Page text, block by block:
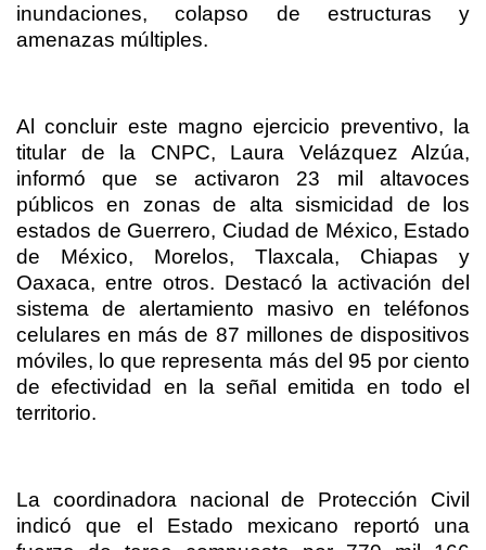
inundaciones, colapso de estructuras y
amenazas múltiples.
Al concluir este magno ejercicio preventivo, la
titular de la CNPC, Laura Velázquez Alzúa,
informó que se activaron 23 mil altavoces
públicos en zonas de alta sismicidad de los
estados de Guerrero, Ciudad de México, Estado
de México, Morelos, Tlaxcala, Chiapas y
Oaxaca, entre otros. Destacó la activación del
sistema de alertamiento masivo en teléfonos
celulares en más de 87 millones de dispositivos
móviles, lo que representa más del 95 por ciento
de efectividad en la señal emitida en todo el
territorio.
La coordinadora nacional de Protección Civil
indicó que el Estado mexicano reportó una